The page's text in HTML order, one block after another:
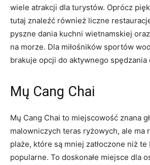
‍wiele atrakcji⁢ dla⁣ turystów. Oprócz
tutaj znaleźć również liczne
pyszne dania kuchni wietnamskiej
na⁤ morze. Dla miłośników sportów
brakuje opcji do aktywnego spędzania
Mų Cang Chai
Mų ‌Cang Chai to miejscowość znana
malowniczych teras ryżowych, ale ma
plaże, które są mniej zatłoczone niż te
popularne. To doskonałe⁢ miejsce dla